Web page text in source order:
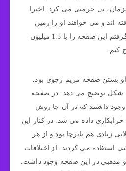
بی حرمتی می کرد. اخیرا
اند و می خواهند او را زمین
بزنند. برای همین تصمیم گرفتم این صفحه را با 1.5 میلیون
کنم.
او بستن صفحه مریم رجوی بود.
شکل توضیح می دهد: در صفحه
هزار نفر وجود داشتند که در آن جا روش
داده می شد. در کنار این
زیادی هم پابرچا بود و از هر
استفاده می کردند. از اختلافات
مذهبی در این صفحه وجود داشت.